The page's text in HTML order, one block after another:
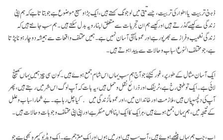
ذہنی تربیت یا اطوار کی تربیت، جسے تبتی میں لوجونگ کہتے ہیں، ایک بڑا وسیع موضوع ہے جو بتاتا ہے کہ ہم اپنی
زندگی سے کیسے گذرتے ہیں اور کیسے ہم ان تجربات سے متعلق اپنا رویہ بدل سکتے ہیں۔ ہم سب جانتے ہیں کہ
زندگی نشیب و فراز سے بھرپور ہے اور عموماً اتنی آسان نہیں ہے۔ ہمیں مختلف واقعات سے ہمیشہ دوچار ہونا پڑتا
ہے، جو مختلف النوع اسباب و حالات سے پیدا ہوتے ہیں۔
ایک آسان مثال کے طور پر، غور کیجئے جو آج ہم سب یہاں اس شام جمع ہوۓ ہیں۔ کون سی چیز ہمیں یہاں کھینچ
لائی ہے۔ ایک تو طبعی رخ ہے، ٹریفک اور ذرائع نقل و حمل ہیں، یہ بات کہ آپ لوگ اس شہر میں رہتے ہیں، پھر
آپ کی دلچسپیاں ہیں، ملازمت اور خاندان میں، اور عموماً زندگی میں کیا چل رہا ہے ۔ بے شمار اسباب و علل
کے نتیجہ میں، ہم یہاں جمع ہوۓ ہیں، ہر ایک کا ایک اپنا پس منظر ہے اور اپنی اپنی مختلف وجوہات و حالات ہیں۔
اب، جب ہم یہاں بیٹھے ہوۓ ہیں، آپ سب ہیں اور میں ہوں اور ایک مترجم ہے۔ ایک ویڈیو کیمرہ بھی ہے جو